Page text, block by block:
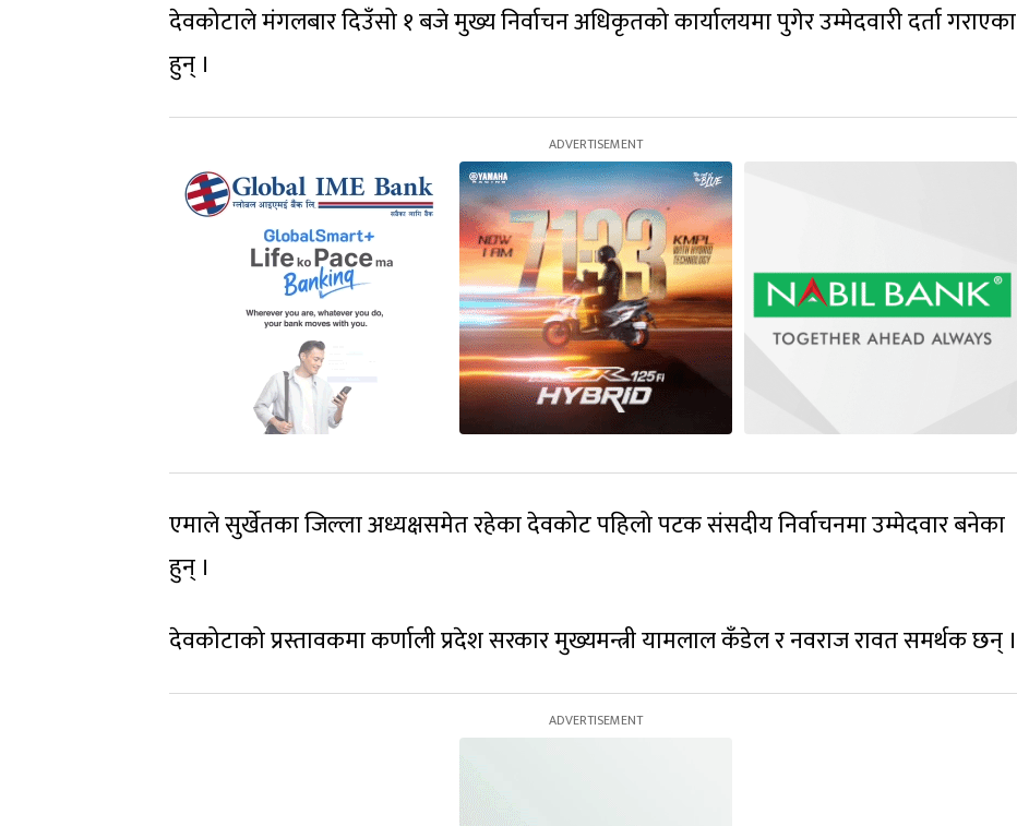
देवकोटाले मंगलबार दिउँसो १ बजे मुख्य निर्वाचन अधिकृतको कार्यालयमा पुगेर उम्मेदवारी दर्ता गराएका
हुन् ।
एमाले सुर्खेतका जिल्ला अध्यक्षसमेत रहेका देवकोट पहिलो पटक संसदीय निर्वाचनमा उम्मेदवार बनेका
हुन् ।
देवकोटाको प्रस्तावकमा कर्णाली प्रदेश सरकार मुख्यमन्त्री यामलाल कँडेल र नवराज रावत समर्थक छन् ।